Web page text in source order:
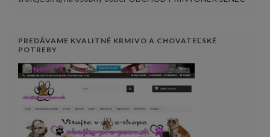
PREDÁVAME KVALITNÉ KRMIVO A CHOVATEĽSKÉ
POTREBY